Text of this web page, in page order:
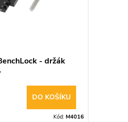
- držák
DO KOŠÍKU
Kód: M4016